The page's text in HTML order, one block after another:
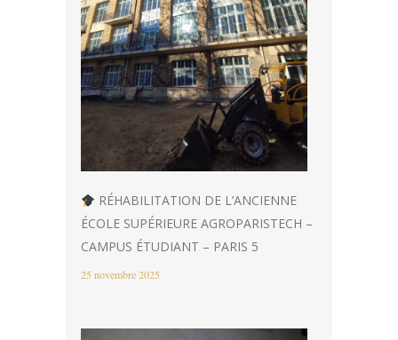
RÉHABILITATION DE L’ANCIENNE
ÉCOLE SUPÉRIEURE AGROPARISTECH –
CAMPUS ÉTUDIANT – PARIS 5
25 novembre 2025